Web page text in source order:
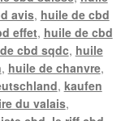
avis, huile de cbd
effet, huile de cbd
cbd sqdc, huile
, huile de chanvre,
, kaufen
du valais,